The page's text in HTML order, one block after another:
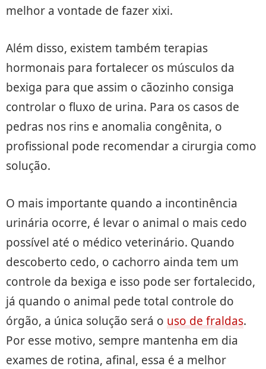
melhor a vontade de fazer xixi.
Além disso, existem também terapias
hormonais para fortalecer os músculos da
bexiga para que assim o cãozinho consiga
controlar o fluxo de urina. Para os casos de
pedras nos rins e anomalia congênita, o
profissional pode recomendar a cirurgia como
solução.
O mais importante quando a incontinência
urinária ocorre, é levar o animal o mais cedo
possível até o médico veterinário. Quando
descoberto cedo, o cachorro ainda tem um
controle da bexiga e isso pode ser fortalecido,
já quando o animal pede total controle do
órgão, a única solução será o uso de fraldas.
Por esse motivo, sempre mantenha em dia
exames de rotina, afinal, essa é a melhor